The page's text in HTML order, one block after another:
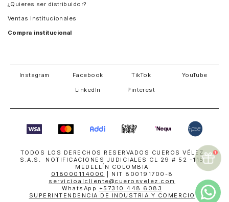
¿Quieres ser distribuidor?
Ventas Institucionales
Compra institucional
Instagram Facebook TikTok YouTube
LinkedIn Pinterest
TODOS LOS DERECHOS RESERVADOS CUEROS VÉLEZ
S.A.S. NOTIFICACIONES JUDICIALES CL 29 # 52 -115
MEDELLÍN COLOMBIA
018000114000
| NIT 800191700-8
servicioalcliente@cuerosvelez.com
WhatsApp +57310 448 6083
SUPERINTENDENCIA DE INDUSTRIA Y COMERCIO